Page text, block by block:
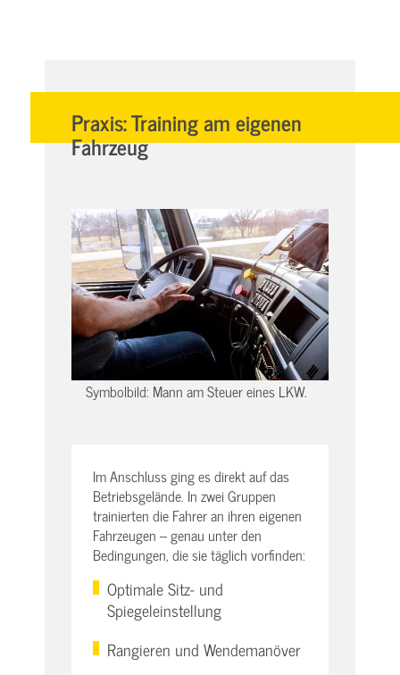
Praxis: Training am eigenen
Fahrzeug
Symbolbild: Mann am Steuer eines LKW.
Im Anschluss ging es direkt auf das
Betriebsgelände. In zwei Gruppen
trainierten die Fahrer an ihren eigenen
Fahrzeugen – genau unter den
Bedingungen, die sie täglich vorfinden:
Optimale Sitz- und
Spiegeleinstellung
Rangieren und Wendemanöver